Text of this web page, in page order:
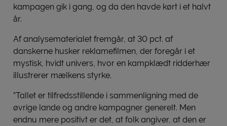
kampagen gik i gang, og da den havde kørt i et halvt
år.
Af analysematerialet fremgår, at 30 pct. af
danskerne husker reklamefilmen, der foregår i et
mystisk, hvidt univers, hvor en kampklædt ridderhær
illustrerer mælkens styrke.
”Tallet er tilfredsstillende i sammenligning med de
øvrige lande og andre kampagner generelt. Men
endnu mere positivt er det, at folk angiver, at den er